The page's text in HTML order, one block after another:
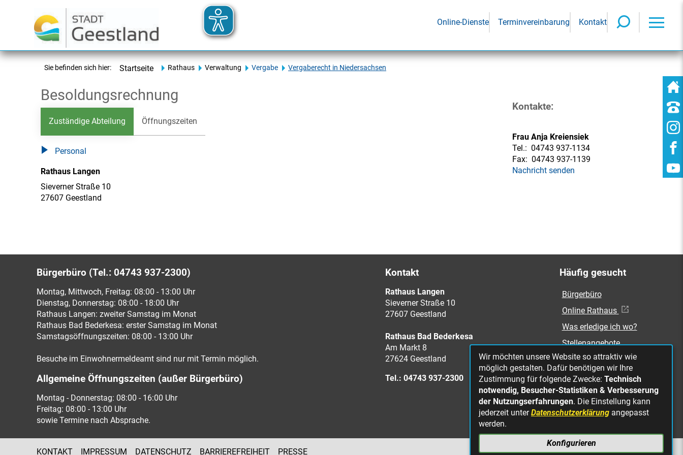
Online-Dienste Terminvereinbarung Kontakt
Sie befinden sich hier: Startseite Rathaus Verwaltung Vergabe Vergaberecht in Niedersachsen
Besoldungsrechnung
Zuständige Abteilung Öffnungszeiten
Personal
Rathaus Langen
Sieverner Straße 10
27607 Geestland
Kontakte:
Frau Anja Kreiensiek
Tel.: 04743 937-1134
Fax: 04743 937-1139
Nachricht senden
Bürgerbüro (Tel.: 04743 937-2300)
Montag, Mittwoch, Freitag: 08:00 - 13:00 Uhr
Dienstag, Donnerstag: 08:00 - 18:00 Uhr
Rathaus Langen: zweiter Samstag im Monat
Rathaus Bad Bederkesa: erster Samstag im Monat
Samstagsöffnungszeiten: 08:00 - 13:00 Uhr
Besuche im Einwohnermeldeamt sind nur mit Termin möglich.
Allgemeine Öffnungszeiten (außer Bürgerbüro)
Montag - Donnerstag: 08:00 - 16:00 Uhr
Freitag: 08:00 - 13:00 Uhr
sowie Termine nach Absprache.
Kontakt
Rathaus Langen
Sieverner Straße 10
27607 Geestland
Rathaus Bad Bederkesa
Am Markt 8
27624 Geestland
Tel.: 04743 937-2300
Häufig gesucht
Bürgerbüro
Online Rathaus
Was erledige ich wo?
Stellenangebote
Mängelmeldung
Straßenbeleuchtung
defekt
KONTAKT IMPRESSUM DATENSCHUTZ BARRIEREFREIHEIT PRESSE NACH OBEN
Wir möchten unsere Website so attraktiv wie
möglich gestalten. Dafür benötigen wir Ihre
Zustimmung für folgende Zwecke: Technisch
notwendig, Besucher-Statistiken & Verbesserung
der Nutzungserfahrungen. Die Einstellung kann
jederzeit unterDatenschutzerklärung angepasst
werden.
Konfigurieren